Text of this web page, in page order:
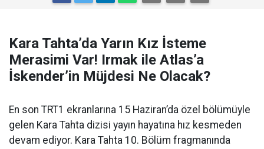
Kara Tahta’da Yarın Kız İsteme
Merasimi Var! Irmak ile Atlas’a
İskender’in Müjdesi Ne Olacak?
En son TRT1 ekranlarına 15 Haziran’da özel bölümüyle
gelen Kara Tahta dizisi yayın hayatına hız kesmeden
devam ediyor. Kara Tahta 10. Bölüm fragmanında